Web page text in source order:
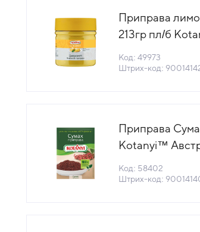
Приправа
213гр пл/б
Код: 49973
Штрих-код:
Приправа
Kotanyi™
Код: 58402
Штрих-код: